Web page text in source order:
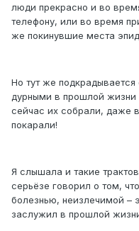
люди прекрасно и во
телефону, или во время
же покинувшие места
Но тут же
дурными в прошлой жизни
сейчас их собрали, даже
покарали!
Я слышала и такие
серьёзе говорил о том,
болезнью, неизлечимой –
заслужил в прошлой